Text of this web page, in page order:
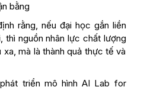
bằng
rằng, nếu đại học gắn liền
thì nguồn nhân lực chất lượng
mà là thành quả thực tế và
triển mô hình AI Lab for